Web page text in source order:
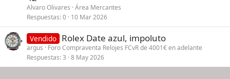
Alvaro Olivares Área Mercantes
Respuestas 0 10 Mar 2026
Vendido Rolex Date azul, impoluto
argus
Foro Compraventa Relojes FCvR de 4001€ en adelante
Respuestas 3 8 May 2026